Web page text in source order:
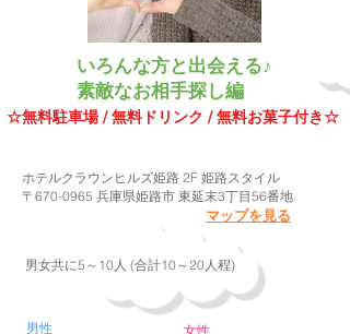
女性
マップを見る
​男性
いろんな方と出会える♪
素敵なお相手探し編
​☆無料駐車場 / 無料ドリンク / 無料お菓子付き☆
ホテルクラウンヒルズ姫路 2F 姫路スタイル
〒670-0965 兵庫県姫路市 東延末3丁目56番地
​男女共に5～10人 (合計10～20人程)